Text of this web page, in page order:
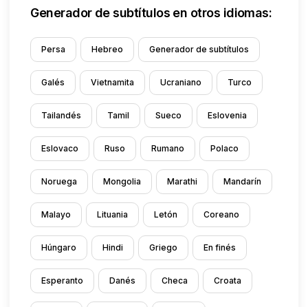
Generador de subtítulos en otros idiomas:
Persa Hebreo Generador de subtítulos
Galés Vietnamita Ucraniano Turco
Tailandés Tamil Sueco Eslovenia
Eslovaco Ruso Rumano Polaco
Noruega Mongolia Marathi Mandarín
Malayo Lituania Letón Coreano
Húngaro Hindi Griego En finés
Esperanto Danés Checa Croata